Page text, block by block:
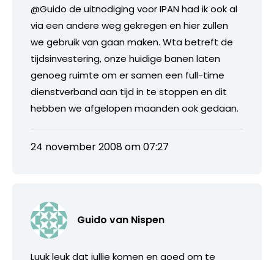
@Guido de uitnodiging voor IPAN had ik ook al
via een andere weg gekregen en hier zullen
we gebruik van gaan maken. Wta betreft de
tijdsinvestering, onze huidige banen laten
genoeg ruimte om er samen een full-time
dienstverband aan tijd in te stoppen en dit
hebben we afgelopen maanden ook gedaan.
24 november 2008 om 07:27
Guido van Nispen
Luuk leuk dat jullie komen en goed om te